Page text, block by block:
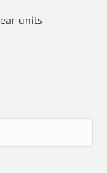
units